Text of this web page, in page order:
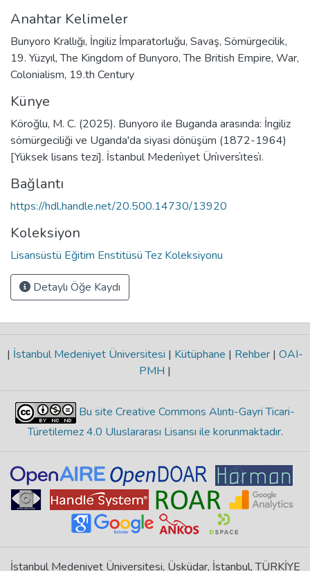
Anahtar Kelimeler
Bunyoro Krallığı, İngiliz İmparatorluğu, Savaş, Sömürgecilik,
19. Yüzyıl,The Kingdom of Bunyoro,The British Empire, War,
Colonialism, 19.th Century
Künye
Köroğlu, M. C. (2025). Bunyoro ile Buganda arasında: İngiliz
sömürgeciliği ve Uganda'da siyasi dönüşüm (1872-1964)
[Yüksek lisans tezi]. İstanbul Medeni̇yet Üni̇versi̇tesi̇.
Bağlantı
https://hdl.handle.net/20.500.14730/13920
Koleksiyon
Lisansüstü Eğitim Enstitüsü Tez Koleksiyonu
Detaylı Öğe Kaydı
| İstanbul Medeniyet Üniversitesi | Kütüphane | Rehber | OAI-
PMH |
Bu site Creative Commons Alıntı-Gayri Ticari-
Türetilemez 4.0 Uluslararası Lisansı ile korunmaktadır.
İstanbul Medeniyet Üniversitesi, Üsküdar, İstanbul, TÜRKİYE